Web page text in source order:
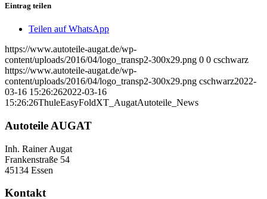
Eintrag teilen
Teilen auf WhatsApp
https://www.autoteile-augat.de/wp-
content/uploads/2016/04/logo_transp2-300x29.png 0 0 cschwarz
https://www.autoteile-augat.de/wp-
content/uploads/2016/04/logo_transp2-300x29.png cschwarz2022-
03-16 15:26:262022-03-16
15:26:26ThuleEasyFoldXT_AugatAutoteile_News
Autoteile AUGAT
Inh. Rainer Augat
Frankenstraße 54
45134 Essen
Kontakt